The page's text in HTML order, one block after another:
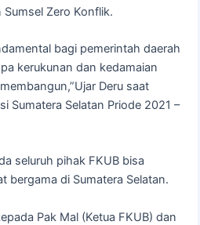
Zero Konflik.
bagi pemerintah daerah
kerukunan dan kedamaian
Deru saat
Sumatera Selatan Priode 2021 –
seluruh pihak FKUB bisa
bergama di Sumatera Selatan.
Pak Mal (Ketua FKUB) dan